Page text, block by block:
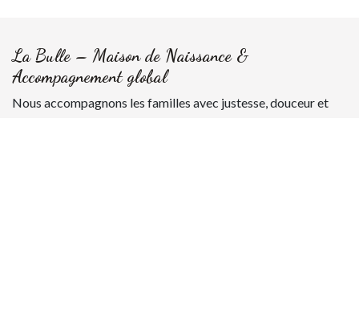
La Bulle – Maison de Naissance &
Accompagnement global
Nous accompagnons les familles avec justesse, douceur et